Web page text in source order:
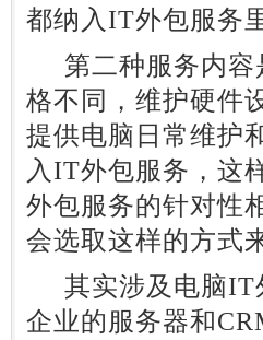
都纳入IT外包服务
第二种服务内容
格不同，维护硬件
提供电脑日常维护
入IT外包服务，这
外包服务的针对性
会选取这样的方式
其实涉及电脑IT
企业的服务器和